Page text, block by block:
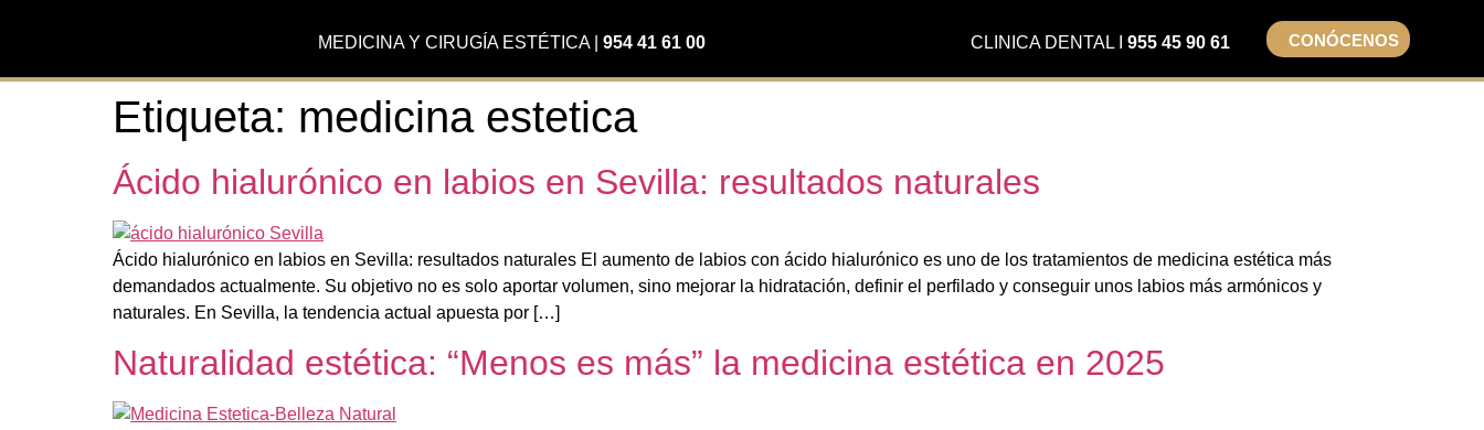
MEDICINA Y CIRUGÍA ESTÉTICA|954 41 61 00 CLINICA DENTAL I 955 45 90 61 CONÓCENOS
Etiqueta: medicina estetica
Ácido hialurónico en labios en Sevilla: resultados naturales
Ácido hialurónico en labios en Sevilla: resultados naturales El aumento de labios con ácido hialurónico es uno de los tratamientos de medicina estética más
demandados actualmente. Su objetivo no es solo aportar volumen, sino mejorar la hidratación, definir el perfilado y conseguir unos labios más armónicos y
naturales. En Sevilla, la tendencia actual apuesta por […]
Naturalidad estética: “Menos es más” la medicina estética en 2025